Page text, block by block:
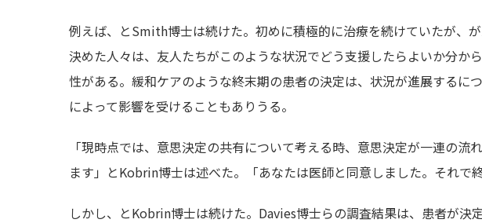
例えば、とSmith博士は続けた。初めに積極的に治療を続けていたが、
決めた人々は、友人たちがこのような状況でどう支援したらよいか分か
性がある。緩和ケアのような終末期の患者の決定は、状況が進展するに
によって影響を受けることもありうる。
「現時点では、意思決定の共有について考える時、意思決定が一連の流
ます」とKobrin博士は述べた。「あなたは医師と同意しました。それで
しかし、とKobrin博士は続けた。Davies博士らの調査結果は、患者が決